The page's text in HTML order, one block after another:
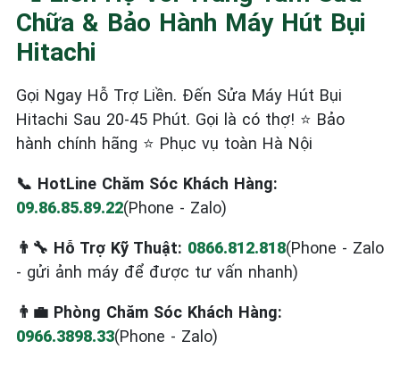
Chữa & Bảo Hành Máy Hút Bụi
Hitachi
Gọi Ngay Hỗ Trợ Liền. Đến Sửa Máy Hút Bụi
Hitachi Sau 20-45 Phút. Gọi là có thợ! ⭐ Bảo
hành chính hãng ⭐ Phục vụ toàn Hà Nội
📞 HotLine Chăm Sóc Khách Hàng:
09.86.85.89.22(Phone - Zalo)
👨‍🔧 Hỗ Trợ Kỹ Thuật: 0866.812.818(Phone - Zalo
- gửi ảnh máy để được tư vấn nhanh)
👨‍💼 Phòng Chăm Sóc Khách Hàng:
0966.3898.33(Phone - Zalo)